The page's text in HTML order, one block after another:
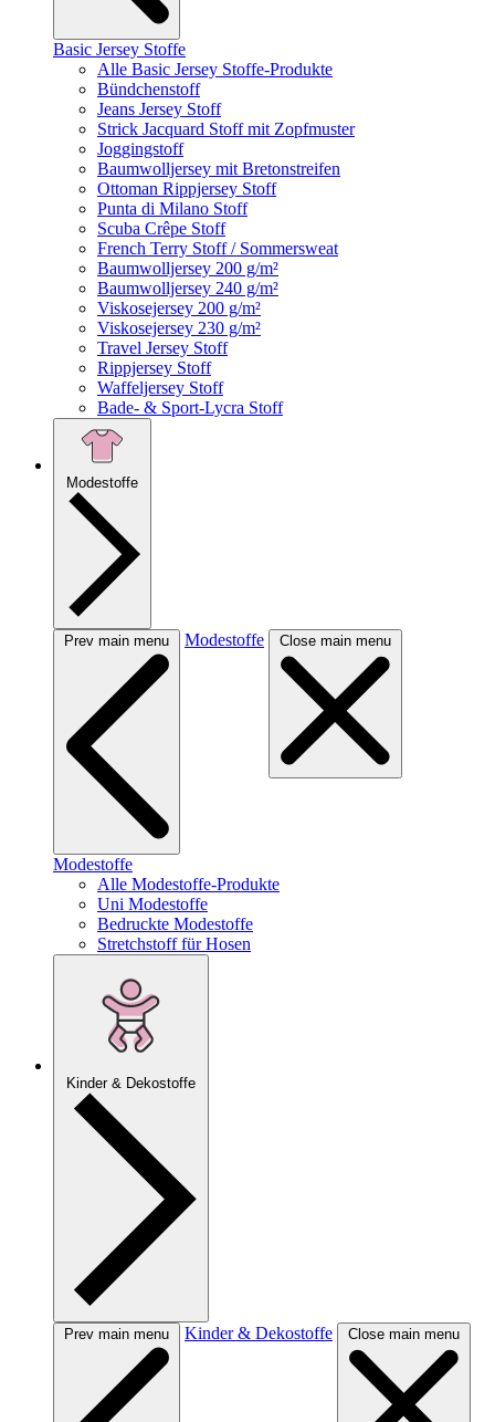
Basic Jersey Stoffe
Alle Basic Jersey Stoffe-Produkte
Bündchenstoff
Jeans Jersey Stoff
Strick Jacquard Stoff mit Zopfmuster
Joggingstoff
Baumwolljersey mit Bretonstreifen
Ottoman Rippjersey Stoff
Punta di Milano Stoff
Scuba Crêpe Stoff
French Terry Stoff / Sommersweat
Baumwolljersey 200 g/m²
Baumwolljersey 240 g/m²
Viskosejersey 200 g/m²
Viskosejersey 230 g/m²
Travel Jersey Stoff
Rippjersey Stoff
Waffeljersey Stoff
Bade- & Sport-Lycra Stoff
Modestoffe
Prev main menu Modestoffe Close main menu
Modestoffe
Alle Modestoffe-Produkte
Uni Modestoffe
Bedruckte Modestoffe
Stretchstoff für Hosen
Kinder & Dekostoffe
Prev main menu Kinder & Dekostoffe Close main menu